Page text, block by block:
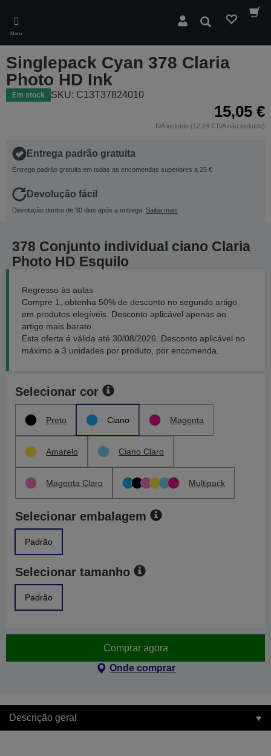
main
content
Menu
Pesquisar
Singlepack Cyan 378 Claria
Photo HD Ink
Em stock SKU: C13T37824010
15,05 €
IVA incluído (12,24 € IVA não incluído)
Entrega padrão gratuita
Entrega padrão gratuita em todas as encomendas superiores a 25 €
Devolução fácil
Devolução dentro de 30 dias após a entrega. Saiba mais
378 Conjunto individual ciano Claria
Photo HD Esquilo
Regresso às aulas
Compre 1, obtenha 50% de desconto no segundo artigo
em produtos elegíveis. Desconto aplicável apenas ao
artigo mais barato.
Esta oferta é válida até 30/08/2026. Desconto aplicável no
máximo a 3 unidades por produto, por encomenda.
Selecionar cor
Preto Ciano Magenta
Amarelo Ciano Claro
Magenta Claro Multipack
Selecionar embalagem
Padrão
Selecionar tamanho
Padrão
Comprar agora
Onde comprar
Descrição geral